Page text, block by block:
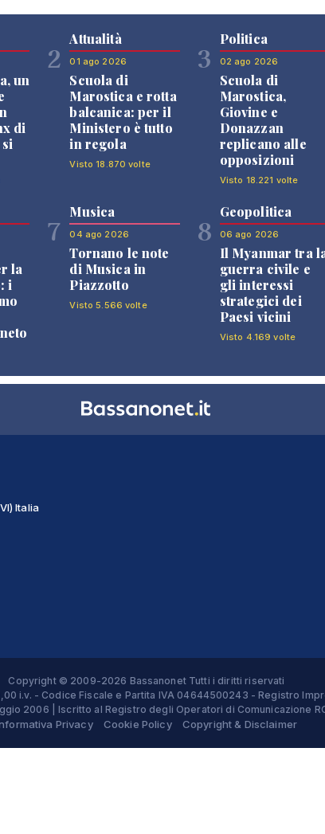
un
di
2
Attualità
01 ago 2026
Scuola di
Marostica e rotta
balcanica: per il
Ministero è tutto
in regola
Visto 18.870 volte
3
Politica
02 ago 2026
Scuola di
Marostica,
Giovine e
Donazzan
replicano alle
opposizioni
Visto 18.221 volte
la
i
7
Musica
04 ago 2026
Tornano le note
di Musica in
Piazzotto
Visto 5.566 volte
8
Geopolitica
06 ago 2026
Il Myanmar tra
guerra civile e
gli interessi
strategici dei
Paesi vicini
Visto 4.169 volte
Italia
Copyright © 2009-2026 Bassanonet Tutti i diritti riservati
i.v. - Codice Fiscale e Partita IVA 04644500243 - Registro
2006 | Iscritto al Registro degli Operatori di Comunicazione
Privacy Cookie Policy Copyright & Disclaimer